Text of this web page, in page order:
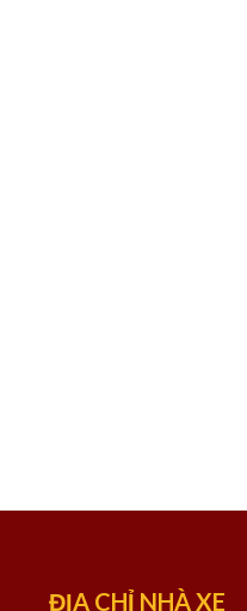
ĐỊA CHỈ NHÀ XE